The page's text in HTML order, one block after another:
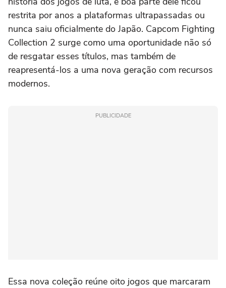
restrita por anos a plataformas ultrapassadas ou
nunca saiu oficialmente do Japão. Capcom Fighting
Collection 2 surge como uma oportunidade não só
de resgatar esses títulos, mas também de
reapresentá-los a uma nova geração com recursos
modernos.
PUBLICIDADE
Essa nova coleção reúne oito jogos que marcaram